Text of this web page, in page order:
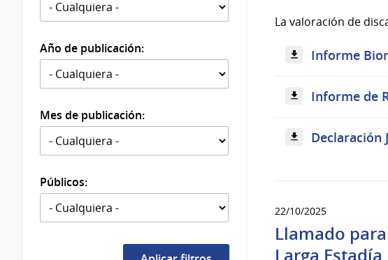
Año de publicación:
Mes de publicación:
Públicos:
La valoración de
Informe
Informe de
Declaración
22/10/2025
Llamado
Larga Estadía